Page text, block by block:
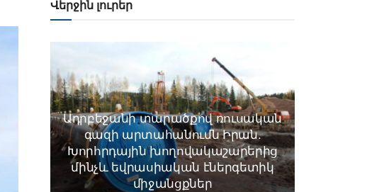
Վերջին լուրեր
Ադրբեջանի տարածքով ռուսական
գազի արտահանումն Իրան.
Խորհրդային խողովակաշարերից
մինչև եվրասիական էներգետիկ
միջանցքներ